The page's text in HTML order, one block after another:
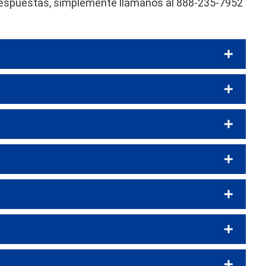
simplemente llámanos al 888-235-7952